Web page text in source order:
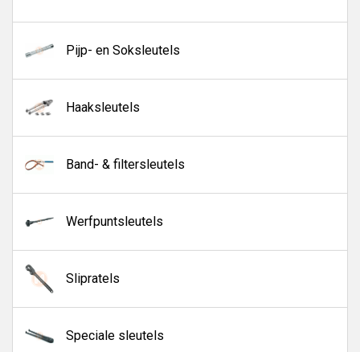
Pijp- en Soksleutels
Haaksleutels
Band- & filtersleutels
Werfpuntsleutels
Slipratels
Speciale sleutels